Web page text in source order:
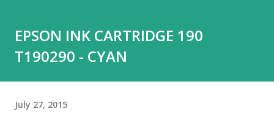
EPSON INK CARTRIDGE 190
T190290 - CYAN
July 27, 2015